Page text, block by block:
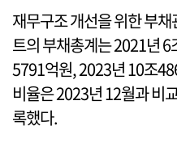
재무구조 개선을 위한 부
트의 부채총계는 2021년
5791억원, 2023년 10조
비율은 2023년 12월과 비
록했다.